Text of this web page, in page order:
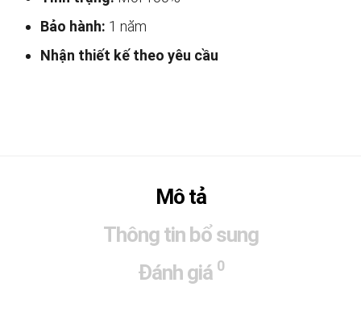
Bảo hành: 1 năm
Nhận thiết kế theo yêu cầu
Mô tả
Thông tin bổ sung
Đánh giá 0